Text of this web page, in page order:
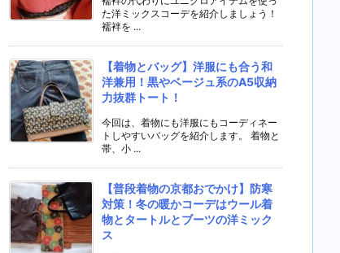
た洋ミックスコーデを紹介しましょう！
襦袢を ...
【着物とバッグ】洋服にも合う和
洋兼用！黒やベージュ系のA5収納
力抜群トート！
今回は、着物にも洋服にもコーディネー
トしやすいバッグを紹介します。 着物と
帯、小 ...
【普段着物の京都おでかけ】防寒
対策！冬の暖かコーデはウール着
物とタートルとブーツの洋ミック
ス